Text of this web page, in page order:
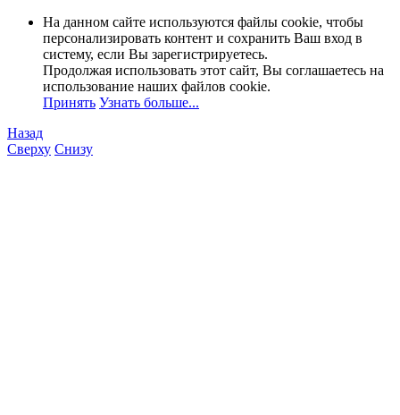
На данном сайте используются файлы cookie, чтобы
персонализировать контент и сохранить Ваш вход в
систему, если Вы зарегистрируетесь.
Продолжая использовать этот сайт, Вы соглашаетесь на
использование наших файлов cookie.
Принять Узнать больше...
Назад
Сверху Снизу